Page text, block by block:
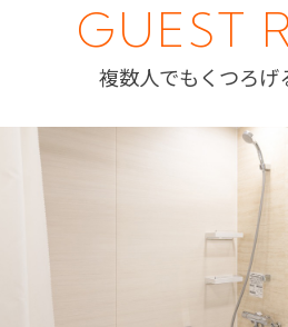
GUEST
複数人でもくつろげ